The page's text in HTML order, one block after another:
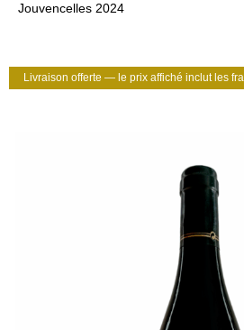
Jouvencelles 2024
Livraison offerte — le prix affiché inclut les